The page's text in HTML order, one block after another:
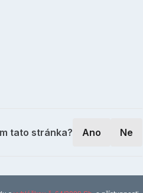
tato stránka? Ano Ne